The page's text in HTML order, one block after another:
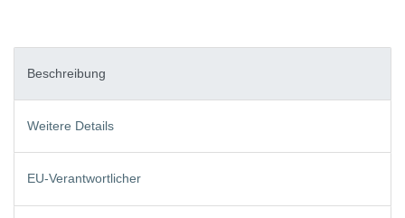
Beschreibung
Weitere Details
EU-Verantwortlicher